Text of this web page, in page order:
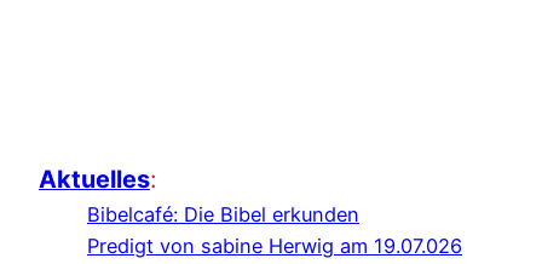
Aktuelles:
Bibelcafé: Die Bibel erkunden
Predigt von sabine Herwig am 19.07.026